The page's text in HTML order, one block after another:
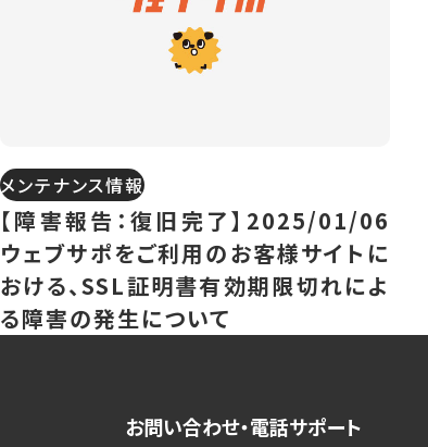
メンテナンス情報
【障害報告：復旧完了】2025/01/06
ウェブサポをご利用のお客様サイトに
おける、SSL証明書有効期限切れによ
る障害の発生について
お問い合わせ・電話サポート